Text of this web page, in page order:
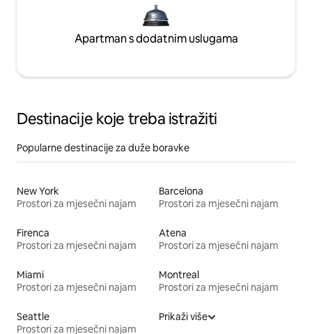
Apartman s dodatnim uslugama
Destinacije koje treba istražiti
Popularne destinacije za duže boravke
New York
Prostori za mjesečni najam
Barcelona
Prostori za mjesečni najam
Firenca
Prostori za mjesečni najam
Atena
Prostori za mjesečni najam
Miami
Prostori za mjesečni najam
Montreal
Prostori za mjesečni najam
Seattle
Prostori za mjesečni najam
Prikaži više